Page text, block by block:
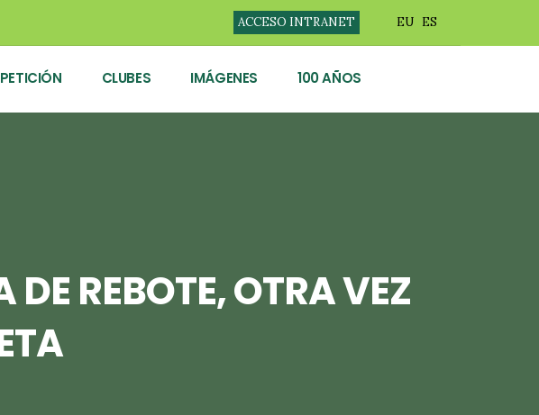
ACCESO INTRANET EU ES
CLUBES IMÁGENES 100 AÑOS
REBOTE, OTRA VEZ